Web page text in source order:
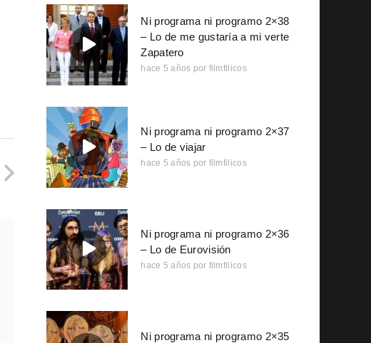
Ni programa ni programo 2×38
– Lo de me gustaría a mi verte
Zapatero
hace 5 años por filmfilicos
Ni programa ni programo 2×37
– Lo de viajar
hace 5 años por filmfilicos
Ni programa ni programo 2×36
– Lo de Eurovisión
hace 5 años por filmfilicos
Ni programa ni programo 2×35